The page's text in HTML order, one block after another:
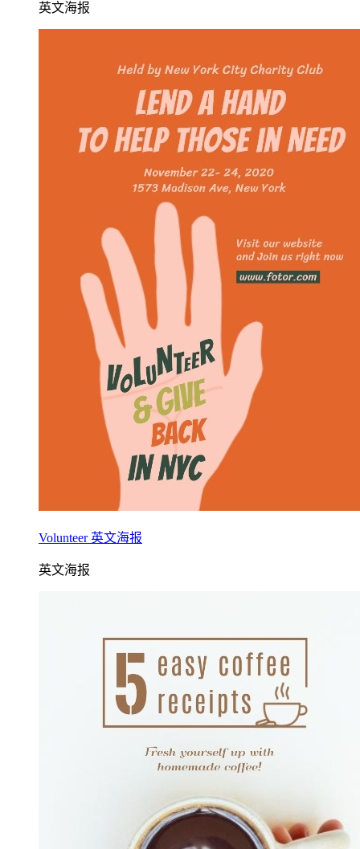
英文海报
Volunteer 英文海报
英文海报